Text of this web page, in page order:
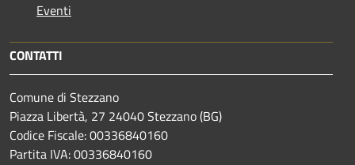
Eventi
CONTATTI
Comune di Stezzano
Piazza Libertà, 27 24040 Stezzano (BG)
Codice Fiscale: 00336840160
Partita IVA: 00336840160